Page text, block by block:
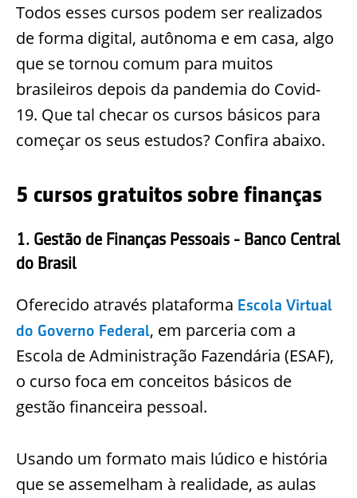
Todos esses cursos podem ser realizados
de forma digital, autônoma e em casa, algo
que se tornou comum para muitos
brasileiros depois da pandemia do Covid-
19. Que tal checar os cursos básicos para
começar os seus estudos? Confira abaixo.
5 cursos gratuitos sobre finanças
1. Gestão de Finanças Pessoais - Banco Central
do Brasil
Oferecido através plataforma Escola Virtual
do Governo Federal, em parceria com a
Escola de Administração Fazendária (ESAF),
o curso foca em conceitos básicos de
gestão financeira pessoal.
Usando um formato mais lúdico e história
que se assemelham à realidade, as aulas